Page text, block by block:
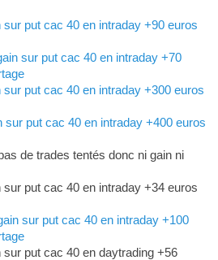
sur put cac 40 en intraday +90 euros
sur put cac 40 en intraday +70
sur put cac 40 en intraday +300 euros
sur put cac 40 en intraday +400 euros
de trades tentés donc ni gain ni
put cac 40 en intraday +34 euros
sur put cac 40 en intraday +100
sur put cac 40 en daytrading +56